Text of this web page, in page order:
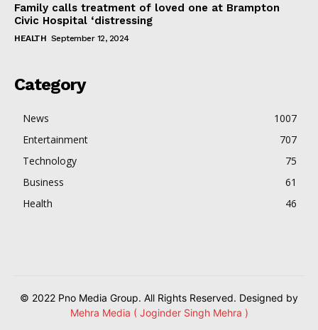
Family calls treatment of loved one at Brampton
Civic Hospital ‘distressing
HEALTH September 12, 2024
Category
News
1007
Entertainment
707
Technology
75
Business
61
Health
46
© 2022 Pno Media Group. All Rights Reserved. Designed by
Mehra Media ( Joginder Singh Mehra )